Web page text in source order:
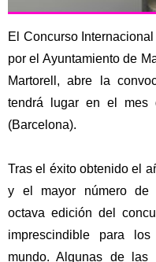
El Concurso
por el Ayuntamiento de
Martorell ,abre la
tendrá lugar en el mes
(Barcelona).
Tras el éxito obtenido el
y el mayor número de
octava edición del
imprescindible para
mundo. Algunas de las